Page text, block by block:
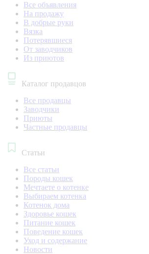
Все объявления
На продажу
В добрые руки
Вязка
Потерявшиеся
От заводчиков
Из приютов
Каталог продавцов
Все продавцы
Заводчики
Приюты
Частные продавцы
Статьи
Все статьи
Породы кошек
Мечтаете о котенке
Выбираем котенка
Котенок дома
Здоровье кошек
Питание кошек
Поведение кошек
Уход и содержание
Новости